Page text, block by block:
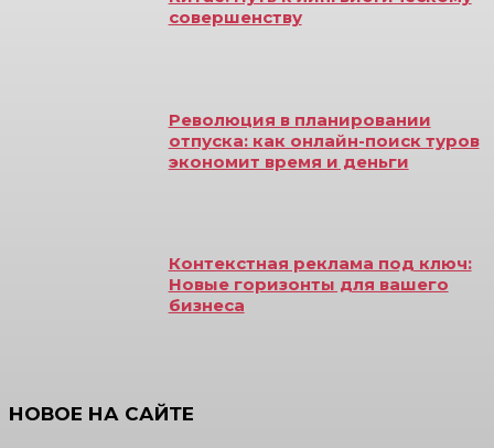
совершенству
Революция в планировании
отпуска: как онлайн-поиск туров
экономит время и деньги
Контекстная реклама под ключ:
Новые горизонты для вашего
бизнеса
НОВОЕ НА САЙТЕ